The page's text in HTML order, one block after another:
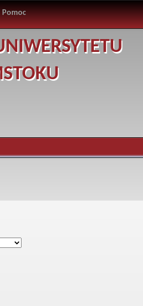
Pomoc